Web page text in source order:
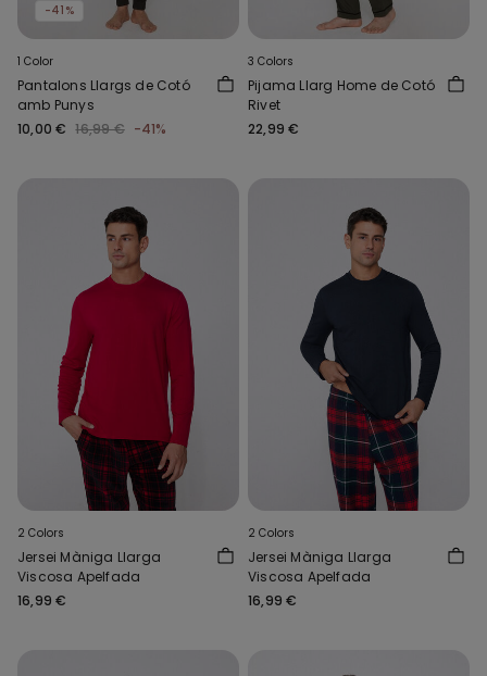
-41%
1 Color
Pantalons Llargs de Cotó
amb Punys
10,00 € 16,99 € -41%
3 Colors
Pijama Llarg Home de Cotó
Rivet
22,99 €
2 Colors
Jersei Màniga Llarga
Viscosa Apelfada
16,99 €
2 Colors
Jersei Màniga Llarga
Viscosa Apelfada
16,99 €